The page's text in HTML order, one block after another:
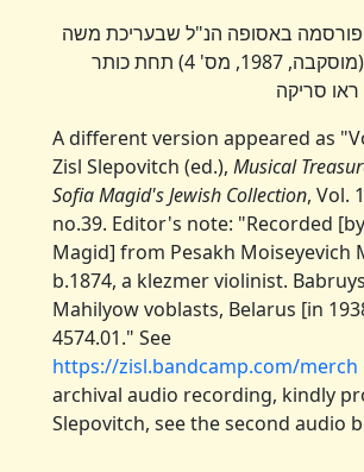
באסופה הנ"ל שבעריכת משה
4) תחת כותר
סריקה
A different version appeared as
Zisl Slepovitch (ed.),Musical
Sofia Magid's Jewish Collection,
no.39. Editor's note: "Recorded
Magid] from Pesakh
b.1874, a klezmer violinist.
Mahilyow voblasts, Belarus [in
4574.01." See
https://zisl.bandcamp.com/
archival audio recording, kindly
Slepovitch, see the second